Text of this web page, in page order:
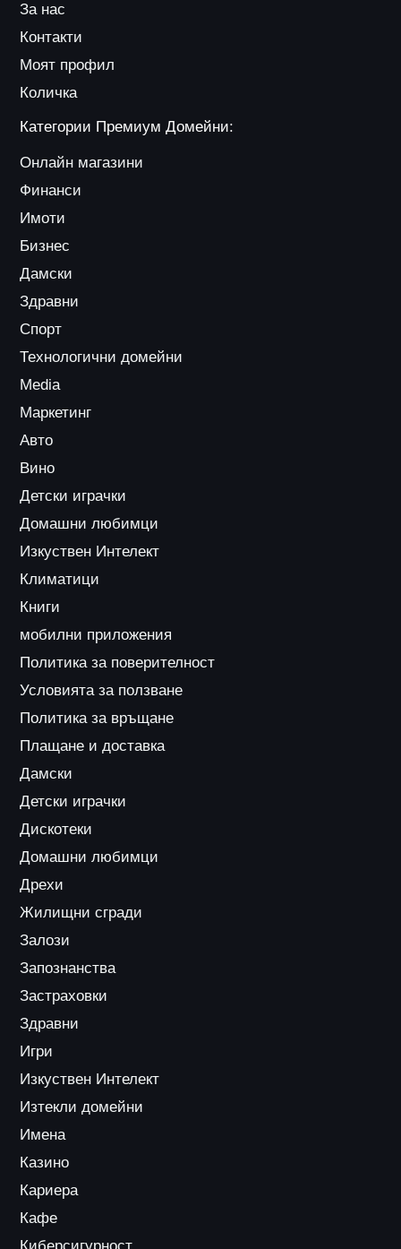
За нас
Контакти
Моят профил
Количка
Категории Премиум Домейни:
Онлайн магазини
Финанси
Имоти
Бизнес
Дамски
Здравни
Спорт
Технологични домейни
Media
Маркетинг
Авто
Вино
Детски играчки
Домашни любимци
Изкуствен Интелект
Климатици
Книги
мобилни приложения
Политика за поверителност
Условията за ползване
Политика за връщане
Плащане и доставка
Дамски
Детски играчки
Дискотеки
Домашни любимци
Дрехи
Жилищни сгради
Залози
Запознанства
Застраховки
Здравни
Игри
Изкуствен Интелект
Изтекли домейни
Имена
Казино
Кариера
Кафе